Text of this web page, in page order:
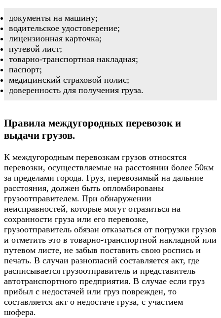
документы на машину;
водительское удостоверение;
лицензионная карточка;
путевой лист;
товарно-транспортная накладная;
паспорт;
медицинский страховой полис;
доверенность для получения груза.
Правила междугородных перевозок и
выдачи грузов.
К междугородным перевозкам грузов относятся
перевозки, осуществляемые на расстоянии более 50км
за пределами города. Груз, перевозимый на дальние
расстояния, должен быть опломбированы
грузоотправителем. При обнаружении
неисправностей, которые могут отразиться на
сохранности груза или его перевозке,
грузоотправитель обязан отказаться от погрузки грузов
и отметить это в товарно-транспортной накладной или
путевом листе, не забыв поставить свою роспись и
печать. В случаи разногласий составляется акт, где
расписывается грузоотправитель и представитель
автотранспортного предприятия. В случае если груз
прибыл с недостачей или груз поврежден, то
составляется акт о недостаче груза, с участием
шофера.